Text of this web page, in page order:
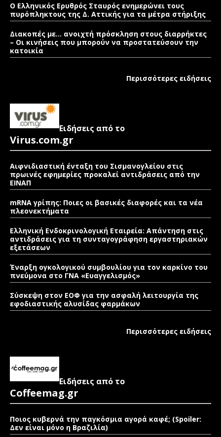
Ο Ελληνικός Ερυθρός Σταυρός ενημερώνει τους
πυρόπληκτους της Δ. Αττικής για τα μέτρα στήριξης
Διακοπές με… ανοιχτή πρόσκληση στους διαρρήκτες
– Οι κινήσεις που μπορούν να προστατεύσουν την
κατοικία
Περισσότερες ειδήσεις
Ειδήσεις από το
Virus.com.gr
Αιφνιδιαστική ένταξη του Σισμανογλείου στις
πρωινές εφημερίες προκαλεί αντιδράσεις από την
ΕΙΝΑΠ
mRNA γρίπης: Ποιες οι βασικές διαφορές και τα νέα
πλεονεκτήματα
Ελληνική Ενδοκρινολογική Εταιρεία: Απάντηση στις
αντιδράσεις για τη συνταγογράφηση εργαστηριακών
εξετάσεων
Έναρξη ογκολογικού συμβουλίου για τον καρκίνο του
πνεύμονα στο ΓΝΑ «Ευαγγελισμός»
Σύσκεψη στον ΕΟΦ για την ασφαλή λειτουργία της
εφοδιαστικής αλυσίδας φαρμάκων
Περισσότερες ειδήσεις
Ειδήσεις από το
Coffeemag.gr
Ποιος κυβερνά την παγκόσμια αγορά καφέ; (Spoiler:
Δεν είναι μόνο η Βραζιλία)